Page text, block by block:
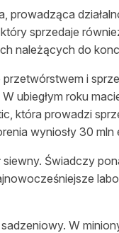
prowadząca
sprzedaje
należących do
i
ubiegłym roku
która prowadzi
wyniosły 30 mln
siewny. Świadczy
sadzeniowy. W